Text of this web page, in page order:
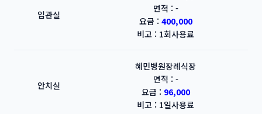
입관실
면적 : -
요금 : 400,000
비고 : 1회사용료
안치실
혜민병원장례식장
면적 : -
요금 : 96,000
비고 : 1일사용료